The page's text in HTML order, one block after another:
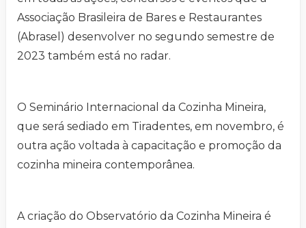
Associação Brasileira de Bares e Restaurantes
(Abrasel) desenvolver no segundo semestre de
2023 também está no radar.
O Seminário Internacional da Cozinha Mineira,
que será sediado em Tiradentes, em novembro, é
outra ação voltada à capacitação e promoção da
cozinha mineira contemporânea.
A criação do Observatório da Cozinha Mineira é